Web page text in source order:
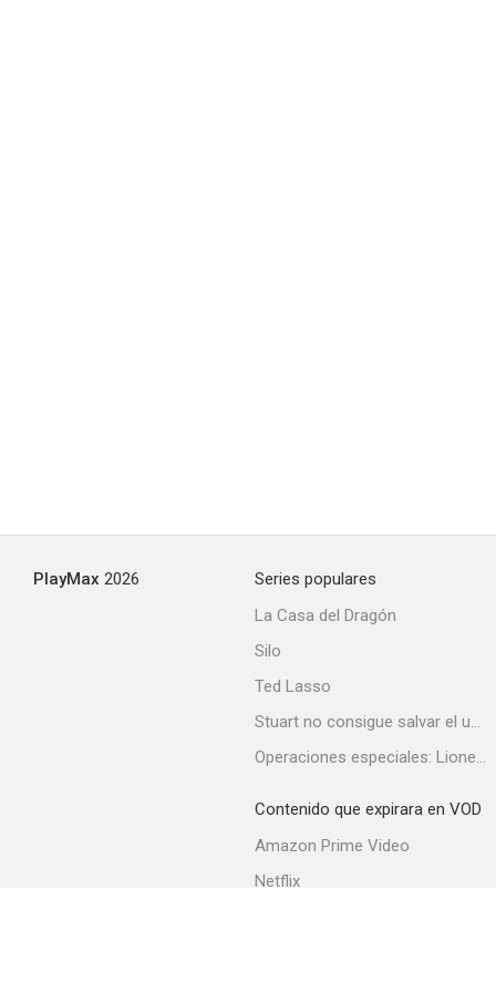
PlayMax 2026
Series populares
La Casa del Dragón
Silo
Ted Lasso
Stuart no consigue salvar el universo
Operaciones especiales: Lioness
Contenido que expirara en VOD
Amazon Prime Video
Netflix